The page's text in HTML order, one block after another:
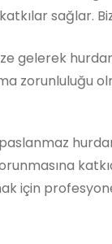
sağlar.
gelerek
zorunluluğu
için